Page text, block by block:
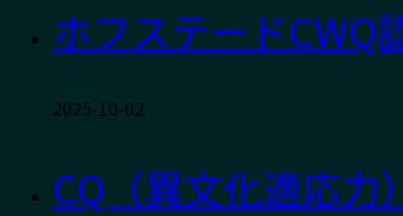
ホフステード
2025-10-02
CQ（異文化適応